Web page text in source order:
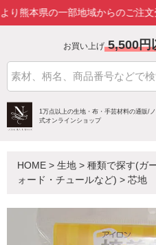
県の一部地域からのご注文受付を
お買い上げ 5,500円
1万点以上の生地・布・手芸材料の通販/
式オンラインショップ
HOME > 生地 > 種類で探す(ガ
ォード・チュールなど) > 芯地